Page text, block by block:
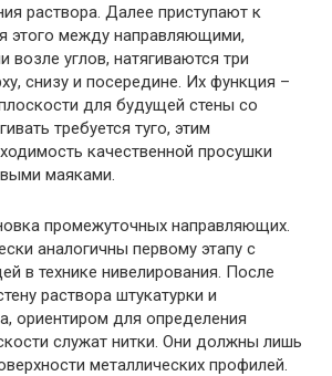
раствора. Далее приступают к
этого между направляющими,
возле углов, натягиваются три
снизу и посередине. Их функция –
для будущей стены со
требуется туго, этим
качественной просушки
маяками.
промежуточных направляющих.
аналогичны первому этапу с
в технике нивелирования. После
раствора штукатурки и
ориентиром для определения
служат нитки. Они должны лишь
металлических профилей.